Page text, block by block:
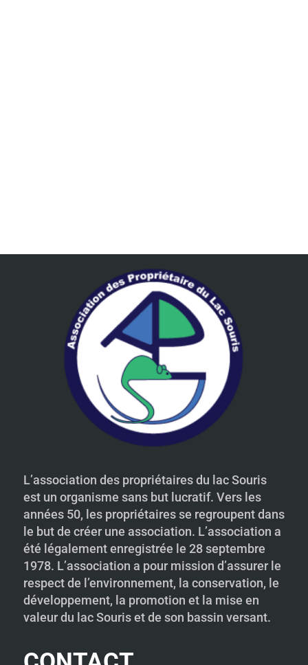
L’association des propriétaires du lac Souris
est un organisme sans but lucratif. Vers les
années 50, les propriétaires se regroupent dans
le but de créer une association. L’association a
été légalement enregistrée le 28 septembre
1978. L’association a pour mission d’assurer le
respect de l’environnement, la conservation, le
développement, la promotion et la mise en
valeur du lac Souris et de son bassin versant.